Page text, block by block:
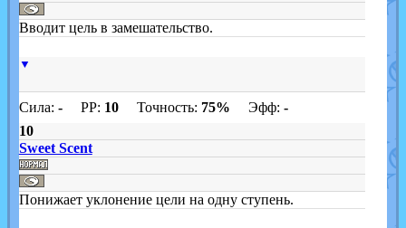
Вводит цель в замешательство.
▼
Сила: -PP: 10Точность: 75% Эфф: -
10
Sweet Scent
Понижает уклонение цели на одну ступень.